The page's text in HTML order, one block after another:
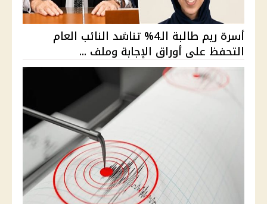
أسرة ريم طالبة الـ4% تناشد النائب العام
التحفظ على أوراق الإجابة وملف ...